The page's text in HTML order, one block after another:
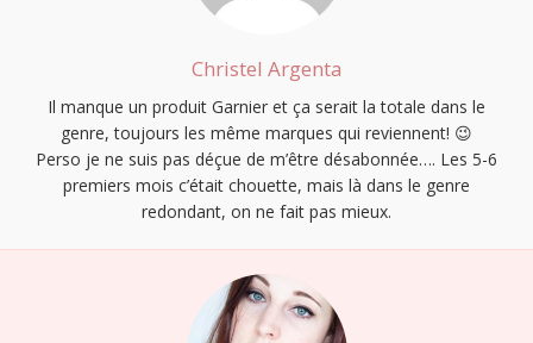
Christel Argenta
Il manque un produit Garnier et ça serait la totale dans le
genre, toujours les même marques qui reviennent! 😉
Perso je ne suis pas déçue de m’être désabonnée…. Les 5-6
premiers mois c’était chouette, mais là dans le genre
redondant, on ne fait pas mieux.